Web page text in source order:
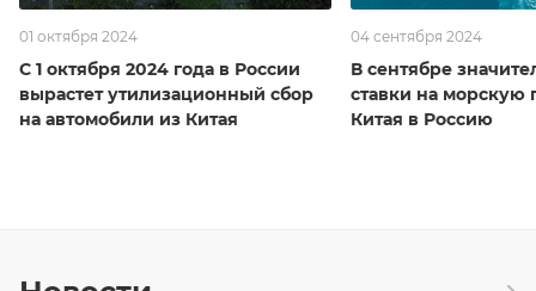
01 октября 2024
С 1 октября 2024 года в России
вырастет утилизационный сбор
на автомобили из Китая
04 сентября 2024
В сентябре
ставки на морскую
Китая в Россию